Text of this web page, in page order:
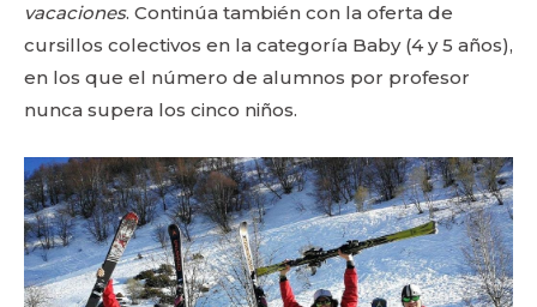
vacaciones. Continúa también con la oferta de
cursillos colectivos en la categoría Baby (4 y 5 años),
en los que el número de alumnos por profesor
nunca supera los cinco niños.